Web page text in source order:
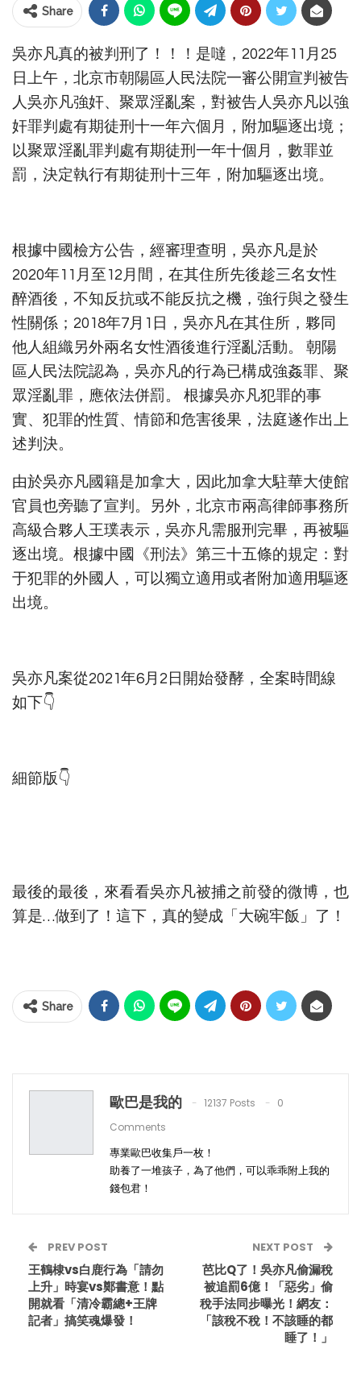
Share
吳亦凡真的被判刑了！！！是噠，2022年11月25
日上午，北京市朝陽區人民法院一審公開宣判被告
人吳亦凡強奸、聚眾淫亂案，對被告人吳亦凡以強
奸罪判處有期徒刑十一年六個月，附加驅逐出境；
以聚眾淫亂罪判處有期徒刑一年十個月，數罪並
罰，決定執行有期徒刑十三年，附加驅逐出境。
根據中國檢方公告，經審理查明，吳亦凡是於
2020年11月至12月間，在其住所先後趁三名女性
醉酒後，不知反抗或不能反抗之機，強行與之發生
性關係；2018年7月1日，吳亦凡在其住所，夥同
他人組織另外兩名女性酒後進行淫亂活動。 朝陽
區人民法院認為，吳亦凡的行為已構成強姦罪、聚
眾淫亂罪，應依法併罰。 根據吳亦凡犯罪的事
實、犯罪的性質、情節和危害後果，法庭遂作出上
述判決。
由於吳亦凡國籍是加拿大，因此加拿大駐華大使館
官員也旁聽了宣判。另外，​​​​北京市兩高律師事務所
高級合夥人王璞表示，吳亦凡需服刑完畢，再被驅
逐出境。根據中國《刑法》第三十五條的規定：對
于犯罪的外國人，可以獨立適用或者附加適用驅逐
出境。
吳亦凡案從2021年6月2日開始發酵，全案時間線
如下👇
細節版👇
最後的最後，來看看吳亦凡被捕之前發的微博，也
算是…做到了！這下，真的變成「大碗牢飯」了！
Share
歐巴是我的 12137 Posts
0
Comments
專業歐巴收集戶一枚！
助養了一堆孩子，為了他們，可以乖乖附上我的
錢包君！
PREV POST
王鶴棣vs白鹿行為「請勿
上升」時宴vs鄭書意！點
開就看「清冷霸總+王牌
記者」搞笑魂爆發！
NEXT POST
芭比Q了！吳亦凡偷漏稅
被追罰6億！「惡劣」偷
稅手法同步曝光！網友：
「該稅不稅！不該睡的都
睡了！」